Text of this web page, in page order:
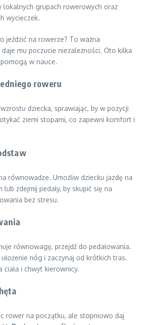
lokalnych grupach rowerowych oraz
wycieczek.
jeździć na rowerze? To ważna
mu poczucie niezależności. Oto kilka
w nauce.
roweru
dziecka, sprawiając, by w pozycji
ziemi stopami, co zapewni komfort i
równowadze. Umożliw dziecku jazdę na
zdejmij pedały, by skupić się na
bez stresu.
równowagę, przejdź do pedałowania.
nóg i zaczynaj od krótkich tras.
ciała i chwyt kierownicy.
rower na początku, ale stopniowo daj